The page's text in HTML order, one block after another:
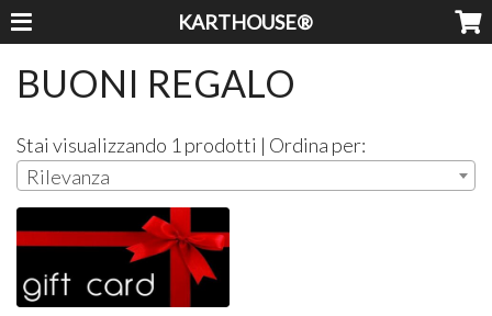
KARTHOUSE®
BUONI REGALO
Stai visualizzando 1 prodotti | Ordina per:
Rilevanza